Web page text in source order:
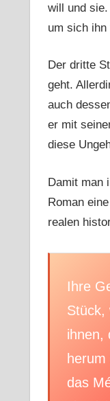
will und
um sich
Der dritte
geht.
auch
er mit
diese
Damit man
Roman
realen
Ihre
Stück,
ihnen,
herum
das